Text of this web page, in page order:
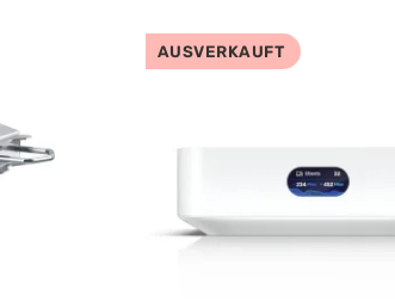
AUSVERKAUFT